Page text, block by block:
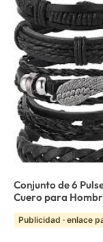
Conjunto de 6
Cuero para
Publicidad · enlace